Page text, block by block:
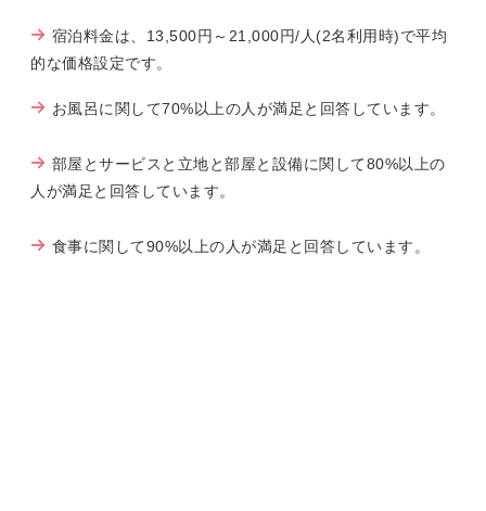
宿泊料金は、13,500円～21,000円/人(2名利用時)で平均
的な価格設定です。
お風呂に関して70%以上の人が満足と回答しています。
部屋とサービスと立地と部屋と設備に関して80%以上の
人が満足と回答しています。
食事に関して90%以上の人が満足と回答しています。